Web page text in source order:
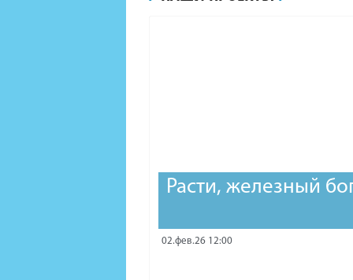
Расти, железный
02.фев.26 12:00